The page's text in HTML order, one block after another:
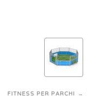
FITNESS PER PARCHI